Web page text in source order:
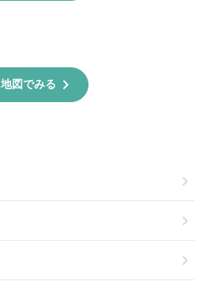
地図でみる chevron_right
chevron_right
chevron_right
chevron_right